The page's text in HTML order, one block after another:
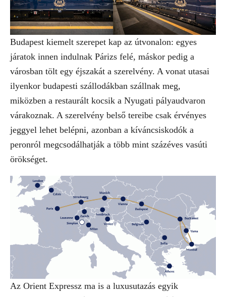
Budapest kiemelt szerepet kap az útvonalon: egyes
járatok innen indulnak Párizs felé, máskor pedig a
városban tölt egy éjszakát a szerelvény. A vonat utasai
ilyenkor budapesti szállodákban szállnak meg,
miközben a restaurált kocsik a Nyugati pályaudvaron
várakoznak. A szerelvény belső tereibe csak érvényes
jeggyel lehet belépni, azonban a kíváncsiskodók a
peronról megcsodálhatják a több mint százéves vasúti
örökséget.
Az Orient Expressz ma is a luxusutazás egyik